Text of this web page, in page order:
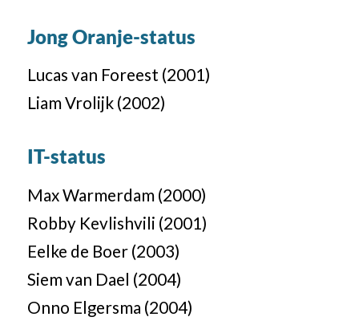
Jong Oranje-status
Lucas van Foreest (2001)
Liam Vrolijk (2002)
IT-status
Max Warmerdam (2000)
Robby Kevlishvili (2001)
Eelke de Boer (2003)
Siem van Dael (2004)
Onno Elgersma (2004)